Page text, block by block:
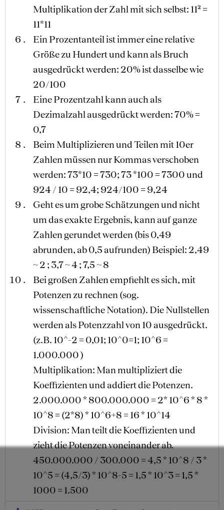
Multiplikation der Zahl mit sich selbst: 11² =
11*11
Ein Prozentanteil ist immer eine relative
Größe zu Hundert und kann als Bruch
ausgedrückt werden: 20% ist dasselbe wie
20/100
Eine Prozentzahl kann auch als
Dezimalzahl ausgedrückt werden: 70% =
0,7
Beim Multiplizieren und Teilen mit 10er
Zahlen müssen nur Kommas verschoben
werden: 73*10 = 730; 73 *100 = 7300 und
924 / 10 = 92,4; 924/100 = 9,24
Geht es um grobe Schätzungen und nicht
um das exakte Ergebnis, kann auf ganze
Zahlen gerundet werden (bis 0,49
abrunden, ab 0,5 aufrunden) Beispiel: 2,49
~ 2 ; 3,7 ~ 4 ; 7,5 ~ 8
Bei großen Zahlen empfiehlt es sich, mit
Potenzen zu rechnen (sog.
wissenschaftliche Notation). Die Nullstellen
werden als Potenzzahl von 10 ausgedrückt.
(z.B. 10^-2 = 0,01; 10^0=1; 10^6 =
1.000.000 )
Multiplikation: Man multipliziert die
Koeffizienten und addiert die Potenzen.
2.000.000 * 800.000.000 = 2* 10^6 * 8 *
10^8 = (2*8) * 10^6+8 = 16 * 10^14
Division: Man teilt die Koeffizienten und
zieht die Potenzen voneinander ab.
450.000.000 / 300.000 = 4,5 * 10^8 / 3 *
10^5 = (4,5/3) * 10^8-5 = 1,5 * 10^3 = 1,5 *
1000 = 1.500